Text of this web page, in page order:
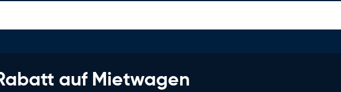
auf Mietwagen